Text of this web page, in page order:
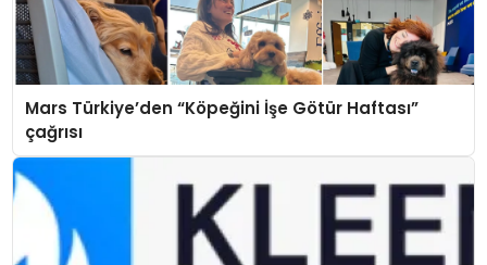
Mars Türkiye’den “Köpeğini İşe Götür Haftası”
çağrısı